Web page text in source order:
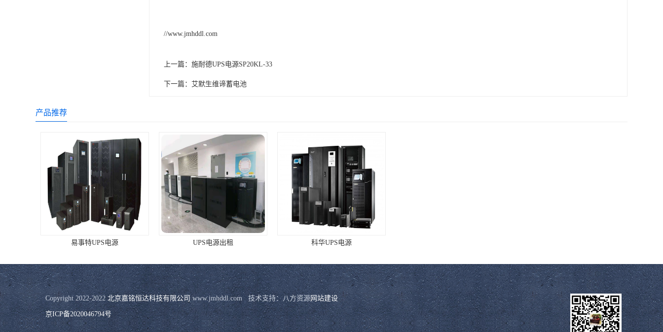
//www.jmhddl.com
上一篇： 施耐德UPS电源SP20KL-33
下一篇： 艾默生维谛蓄电池
产品推荐
易事特UPS电源 UPS电源出租 科华UPS电源
Copyright 2022-2022 北京嘉铭恒达科技有限公司 www.jmhddl.com   技术支持：八方资源网站建设
京ICP备2020046794号